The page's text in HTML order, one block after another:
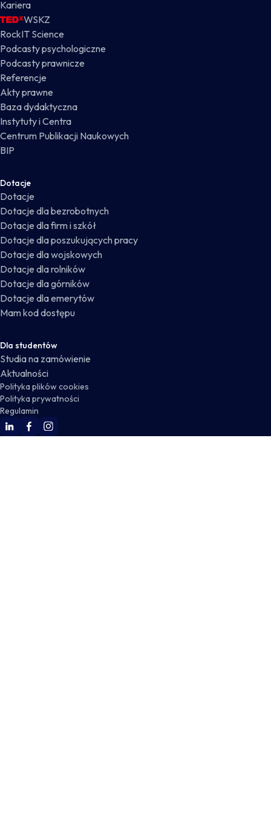
Kariera
WSKZ
RockIT Science
Podcasty psychologiczne
Podcasty prawnicze
Referencje
Akty prawne
Baza dydaktyczna
Instytuty i Centra
Centrum Publikacji Naukowych
BIP
Dotacje
Dotacje
Dotacje dla bezrobotnych
Dotacje dla firm i szkół
Dotacje dla poszukujących pracy
Dotacje dla wojskowych
Dotacje dla rolników
Dotacje dla górników
Dotacje dla emerytów
Mam kod dostępu
Dla studentów
Studia na zamówienie
Aktualności
Polityka plików cookies
Polityka prywatności
Regulamin
WSKZ Linkedin
WSKZ Facebook
WSKZ Instagram